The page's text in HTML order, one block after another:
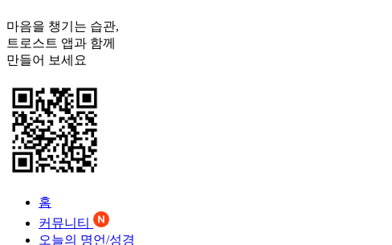
마음을 챙기는 습관,
트로스트 앱과 함께
만들어 보세요
홈
커뮤니티
오늘의 명언/성경